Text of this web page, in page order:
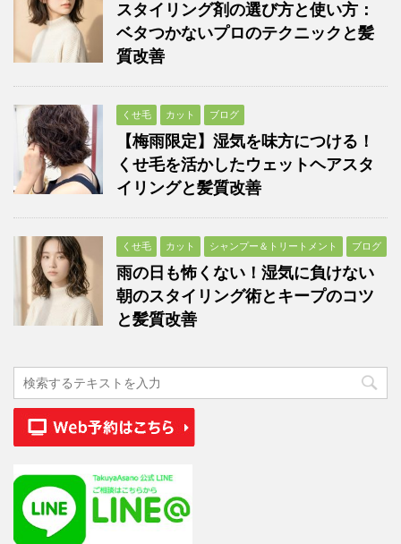
スタイリング剤の選び方と使い方：
ベタつかないプロのテクニックと髪
質改善
くせ毛 カット ブログ
【梅雨限定】湿気を味方につける！
くせ毛を活かしたウェットヘアスタ
イリングと髪質改善
くせ毛 カット シャンプー＆トリートメント ブログ
雨の日も怖くない！湿気に負けない
朝のスタイリング術とキープのコツ
と髪質改善